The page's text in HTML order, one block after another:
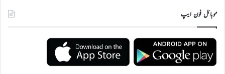
موبائل فون ایپ